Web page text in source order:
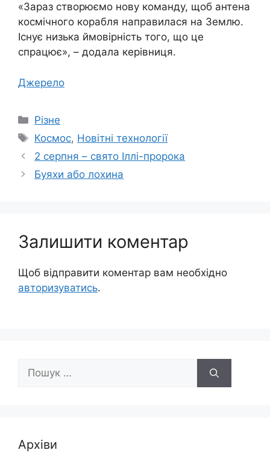
«Зараз створюємо нову команду, щоб антена
космічного корабля направилася на Землю.
Існує низька ймовірність того, що це
спрацює», – додала керівниця.
Джерело
Категорії
Різне
Позначки
Космос, Новітні технології
2 серпня – свято Іллі-пророка
Буяхи або лохина
Залишити коментар
Щоб відправити коментар вам необхідно
авторизуватись.
Пошук:
Архіви